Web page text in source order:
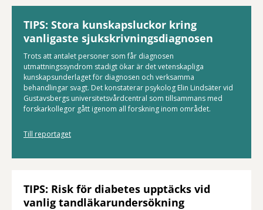
TIPS: Stora kunskapsluckor kring
vanligaste sjukskrivningsdiagnosen
Trots att antalet personer som får diagnosen
utmattningssyndrom stadigt ökar är det vetenskapliga
kunskapsunderlaget för diagnosen och verksamma
behandlingar svagt. Det konstaterar psykolog Elin Lindsäter vid
Gustavsbergs universitetsvårdcentral som tillsammans med
forskarkollegor gått igenom all forskning inom området.
Till reportaget
TIPS: Risk för diabetes upptäcks vid
vanlig tandläkarundersökning